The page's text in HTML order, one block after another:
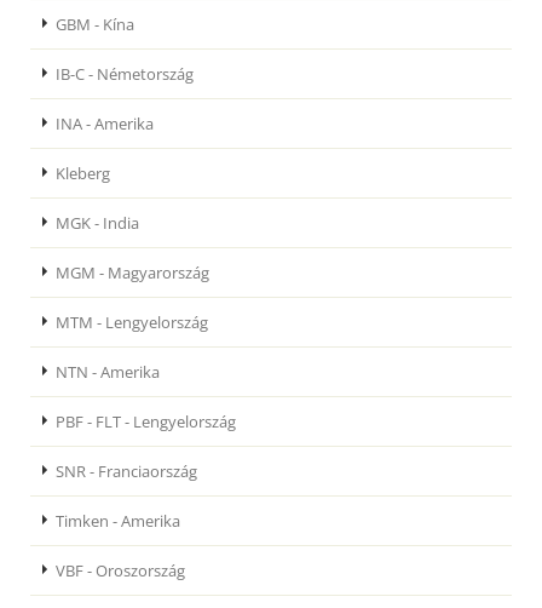
GBM - Kína
IB-C - Németország
INA - Amerika
Kleberg
MGK - India
MGM - Magyarország
MTM - Lengyelország
NTN - Amerika
PBF - FLT - Lengyelország
SNR - Franciaország
Timken - Amerika
VBF - Oroszország